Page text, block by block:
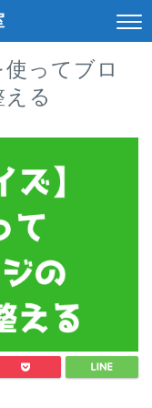
使ってブロ
る